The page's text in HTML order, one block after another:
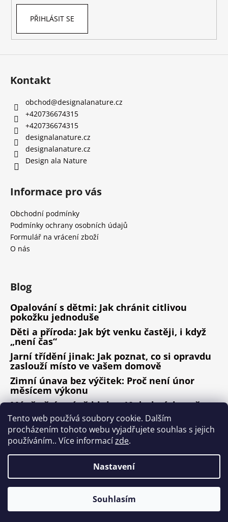
Tento web používá soubory cookie. Dalším
procházením tohoto webu vyjadřujete souhlas s jejich
používáním.. Více informacízde.
Nastavení
Souhlasím
PŘIHLÁSIT SE
Kontakt
obchod@designalanature.cz
+420736674315
+420736674315
designalanature.cz
designalanature.cz
Design ala Nature
Informace pro vás
Obchodní podmínky
Podmínky ochrany osobních údajů
Formulář na vrácení zboží
O nás
Blog
Opalování s dětmi: Jak chránit citlivou
pokožku jednoduše
Děti a příroda: Jak být venku častěji, i když
„není čas“
Jarní třídění jinak: Jak poznat, co si opravdu
zaslouží místo ve vašem domově
Zimní únava bez výčitek: Proč není únor
měsícem výkonu
Méně věcí, méně hluku: 10 drobných změn,
které fungují
ARCHIV
Copyright 2026Design ala Nature. Všechna práva
Upravit nastavení cookies